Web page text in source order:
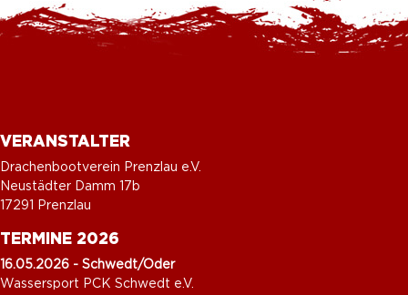
VERANSTALTER
Drachenbootverein Prenzlau e.V.
Neustädter Damm 17b
17291 Prenzlau
TERMINE 2026
16.05.2026 - Schwedt/Oder
Wassersport PCK Schwedt e.V.